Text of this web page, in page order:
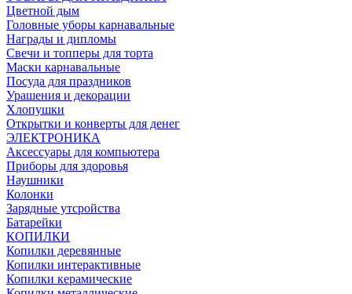
Цветной дым
Головные уборы карнавальные
Награды и дипломы
Свечи и топперы для торта
Маски карнавальные
Посуда для праздников
Урашения и декорации
Хлопушки
Открытки и конверты для денег
ЭЛЕКТРОНИКА
Аксессуары для компьютера
Приборы для здоровья
Наушники
Колонки
Зарядные утсройства
Батарейки
КОПИЛКИ
Копилки деревянные
Копилки интерактивные
Копилки керамические